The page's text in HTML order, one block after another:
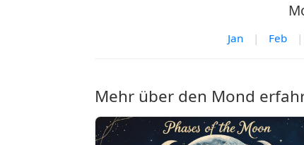
Jan | Feb |
Mehr über den Mond